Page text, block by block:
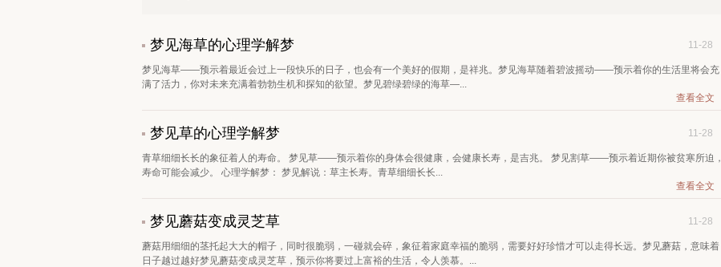
梦见海草的心理学解梦 11-28
梦见海草——预示着最近会过上一段快乐的日子，也会有一个美好的假期，是祥兆。梦见海草随着碧波摇动——预示着你的生活里将会充
满了活力，你对未来充满着勃勃生机和探知的欲望。梦见碧绿碧绿的海草—...
查看全文
梦见草的心理学解梦 11-28
青草细细长长的象征着人的寿命。 梦见草——预示着你的身体会很健康，会健康长寿，是吉兆。 梦见割草——预示着近期你被贫寒所迫，
寿命可能会减少。 心理学解梦： 梦见解说：草主长寿。青草细细长长...
查看全文
梦见蘑菇变成灵芝草 11-28
蘑菇用细细的茎托起大大的帽子，同时很脆弱，一碰就会碎，象征着家庭幸福的脆弱，需要好好珍惜才可以走得长远。梦见蘑菇，意味着
日子越过越好梦见蘑菇变成灵芝草，预示你将要过上富裕的生活，令人羡慕。...